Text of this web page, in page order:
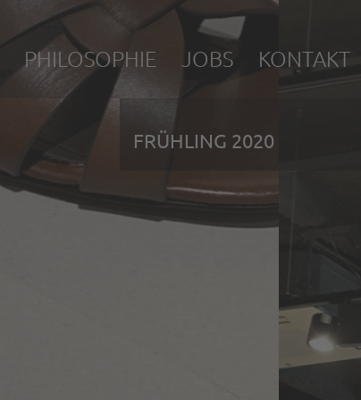
PHILOSOPHIE JOBS KONTAKT
FRÜHLING 2020